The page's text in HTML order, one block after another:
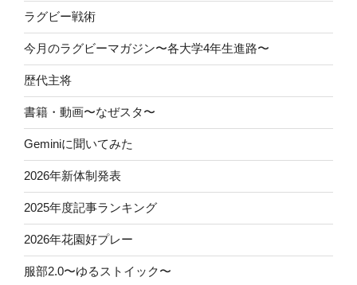
ラグビー戦術
今月のラグビーマガジン〜各大学4年生進路〜
歴代主将
書籍・動画〜なぜスタ〜
Geminiに聞いてみた
2026年新体制発表
2025年度記事ランキング
2026年花園好プレー
服部2.0〜ゆるストイック〜